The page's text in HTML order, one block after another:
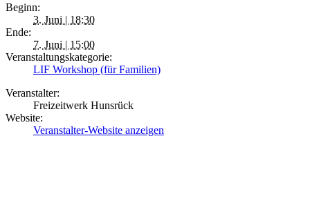
Beginn:
3. Juni | 18:30
Ende:
7. Juni | 15:00
Veranstaltungskategorie:
LIF Workshop (für Familien)
Veranstalter:
Freizeitwerk Hunsrück
Website:
Veranstalter-Website anzeigen